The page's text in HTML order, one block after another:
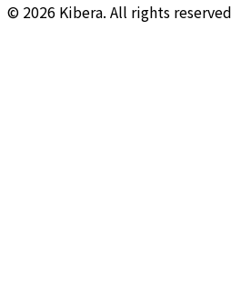
© 2026 Kibera. All rights